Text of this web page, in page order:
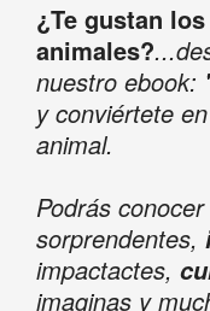
¿Te gustan los
animales?
nuestro ebook:
y conviértete
animal.
Podrás conocer
sorprendentes,
impactactes,
imaginas y